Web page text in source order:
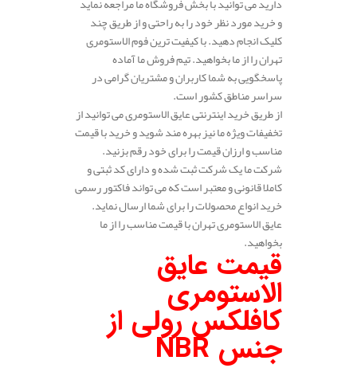
و خرید مورد نظر خود را به راحتی و از طریق چند
کلیک انجام دهید. با کیفیت ترین فوم الاستومری
تهران را از ما بخواهید. تیم فروش ما آماده
پاسخگویی به شما کاربران و مشتریان گرامی در
سراسر مناطق کشور است.
از طریق خرید اینترنتی عایق الاستومری می توانید از
تخفیفات ویژه ما نیز بهره مند شوید و خرید با قیمت
مناسب و ارزان قیمت را برای خود رقم بزنید.
شرکت ما یک شرکت ثبت شده و دارای کد ثبتی و
کاملا قانونی و معتبر است که می تواند فاکتور رسمی
خرید انواع محصولات را برای شما ارسال نماید.
عایق الاستومری تهران با قیمت مناسب را از ما
بخواهید.
قیمت عایق
الاستومری
کافلکس رولی از
جنس NBR